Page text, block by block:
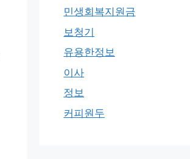
민생회복지원금
보청기
유용한정보
이사
정보
커피원두